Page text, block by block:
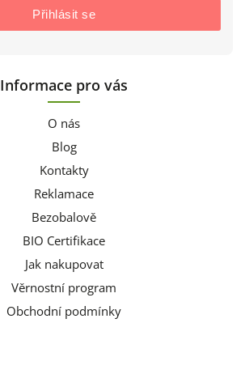
Přihlásit se
Informace pro vás
O nás
Blog
Kontakty
Reklamace
Bezobalově
BIO Certifikace
Jak nakupovat
Věrnostní program
Obchodní podmínky